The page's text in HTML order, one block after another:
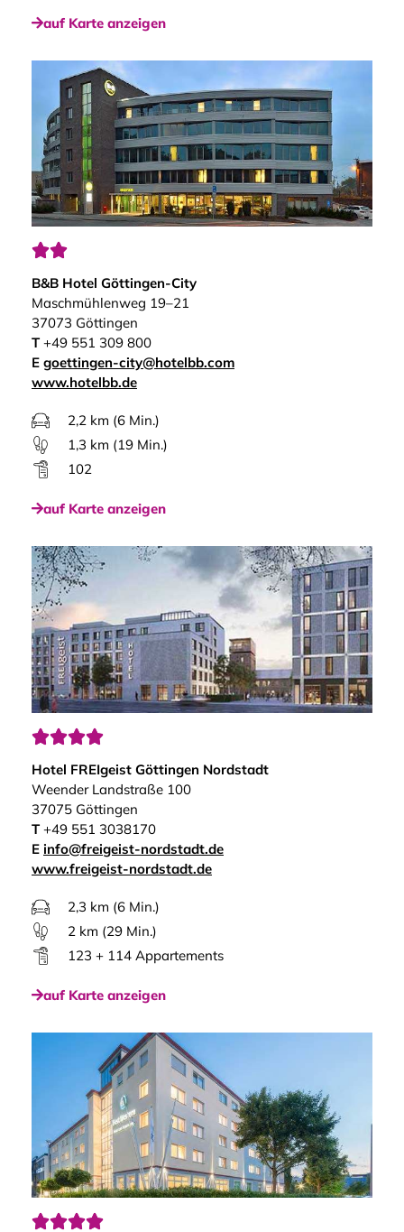
auf Karte anzeigen

B&B Hotel Göttingen-City
Maschmühlenweg 19–21
37073 Göttingen
T+49 551 309 800
E goettingen-city@hotelbb.com
www.hotelbb.de
2,2 km (6 Min.)
1,3 km (19 Min.)
102
auf Karte anzeigen

Hotel FREIgeist Göttingen Nordstadt
Weender Landstraße 100
37075 Göttingen
T+49 551 3038170
E info@freigeist-nordstadt.de
www.freigeist-nordstadt.de
2,3 km (6 Min.)
2 km (29 Min.)
123 + 114 Appartements
auf Karte anzeigen
